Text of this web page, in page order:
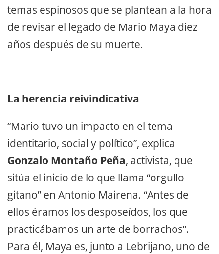
temas espinosos que se plantean a la hora
de revisar el legado de Mario Maya diez
años después de su muerte.
La herencia reivindicativa
“Mario tuvo un impacto en el tema
identitario, social y político”, explica
Gonzalo Montaño Peña, activista, que
sitúa el inicio de lo que llama “orgullo
gitano” en Antonio Mairena. “Antes de
ellos éramos los desposeídos, los que
practicábamos un arte de borrachos”.
Para él, Maya es, junto a Lebrijano, uno de